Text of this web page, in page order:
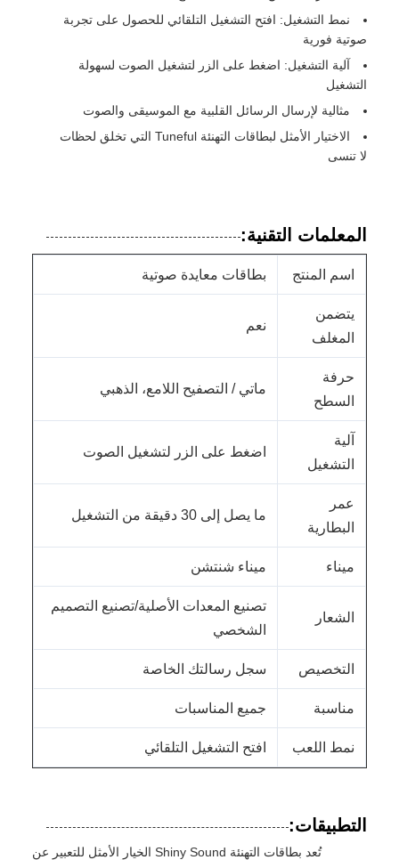
نمط التشغيل: افتح التشغيل التلقائي للحصول على تجربة
صوتية فورية
آلية التشغيل: اضغط على الزر لتشغيل الصوت لسهولة
التشغيل
مثالية لإرسال الرسائل القلبية مع الموسيقى والصوت
الاختيار الأمثل لبطاقات التهنئة Tuneful التي تخلق لحظات
لا تنسى
المعلمات التقنية:
اسم المنتج بطاقات معايدة صوتية
يتضمن
المغلف
نعم
حرفة
السطح
ماتي / التصفيح اللامع، الذهبي
آلية
التشغيل
اضغط على الزر لتشغيل الصوت
عمر
البطارية
ما يصل إلى 30 دقيقة من التشغيل
ميناء ميناء شنتشن
الشعار
تصنيع المعدات الأصلية/تصنيع التصميم
الشخصي
التخصيص سجل رسالتك الخاصة
مناسبة جميع المناسبات
نمط اللعب افتح التشغيل التلقائي
التطبيقات:
تُعد بطاقات التهنئة Shiny Sound الخيار الأمثل للتعبير عن